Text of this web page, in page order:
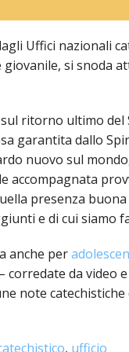
Uffici nazionali
si snoda
ritorno ultimo del
garantita dallo
nuovo sul
accompagnata
presenza
e di cui siamo
anche per
corredate da video
note
, ufficio